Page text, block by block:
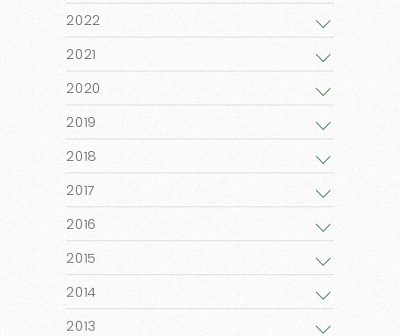
2022
2021
2020
2019
2018
2017
2016
2015
2014
2013